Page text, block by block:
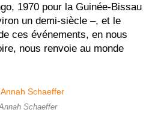
1970 pour la Guinée-Bissau
un demi-siècle –, et le
ces événements, en nous
nous renvoie au monde
Schaeffer